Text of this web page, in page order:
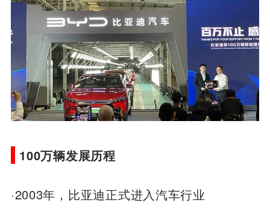
100万辆发展历程
·2003年，比亚迪正式进入汽车行业